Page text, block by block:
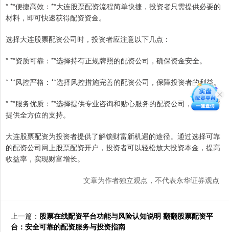
* **便捷高效：**大连股票配资流程简单快捷，投资者只需提供必要的
材料，即可快速获得配资资金。
选择大连股票配资公司时，投资者应注意以下几点：
* **资质可靠：**选择持有正规牌照的配资公司，确保资金安全。
* **风控严格：**选择风控措施完善的配资公司，保障投资者的利益。
* **服务优质：**选择提供专业咨询和贴心服务的配资公司，为投资者
提供全方位的支持。
大连股票配资为投资者提供了解锁财富新机遇的途径。通过选择可靠
的配资公司网上股票配资开户，投资者可以轻松放大投资本金，提高
收益率，实现财富增长。
文章为作者独立观点，不代表永华证券观点
上一篇： 股票在线配资平台功能与风险认知说明 翻翻股票配资平
台：安全可靠的配资服务与投资指南